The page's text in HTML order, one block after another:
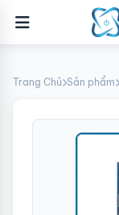
Trang Chủ Sản phẩm